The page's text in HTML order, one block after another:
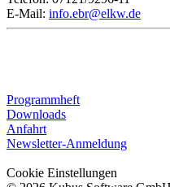
E-Mail: info.ebr@elkw.de
Programmheft
Downloads
Anfahrt
Newsletter-Anmeldung
Cookie Einstellungen